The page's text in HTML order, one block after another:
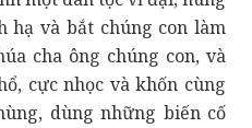
hạ và bắt chúng con làm
cha ông chúng con, và
cực nhọc và khốn cùng
dùng những biến cố